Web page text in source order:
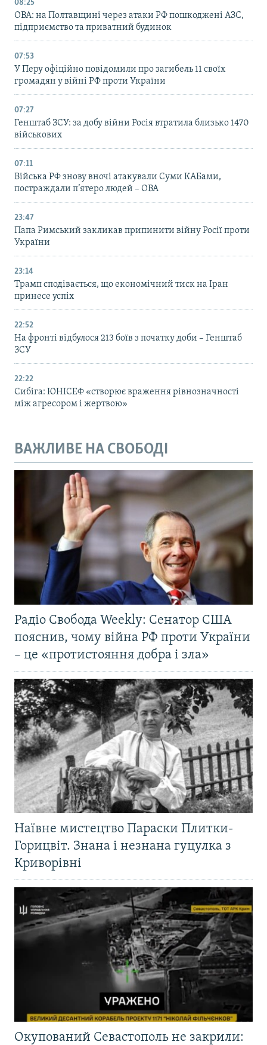
08:25
ОВА: на Полтавщині через атаки РФ пошкоджені АЗС,
підприємство та приватний будинок
07:53
У Перу офіційно повідомили про загибель 11 своїх
громадян у війні РФ проти України
07:27
Генштаб ЗСУ: за добу війни Росія втратила близько 1470
військових
07:11
Війська РФ знову вночі атакували Суми КАБами,
постраждали п’ятеро людей – ОВА
23:47
Папа Римський закликав припинити війну Росії проти
України
23:14
Трамп сподівається, що економічний тиск на Іран
принесе успіх
22:52
На фронті відбулося 213 боїв з початку доби – Генштаб
ЗСУ
22:22
Сибіга: ЮНІСЕФ «створює враження рівнозначності
між агресором і жертвою»
ВАЖЛИВЕ НА СВОБОДІ
Радіо Свобода Weekly: Сенатор США
пояснив, чому війна РФ проти України
– це «протистояння добра і зла»
Наївне мистецтво Параски Плитки-
Горицвіт. Знана і незнана гуцулка з
Криворівні
Окупований Севастополь не закрили: